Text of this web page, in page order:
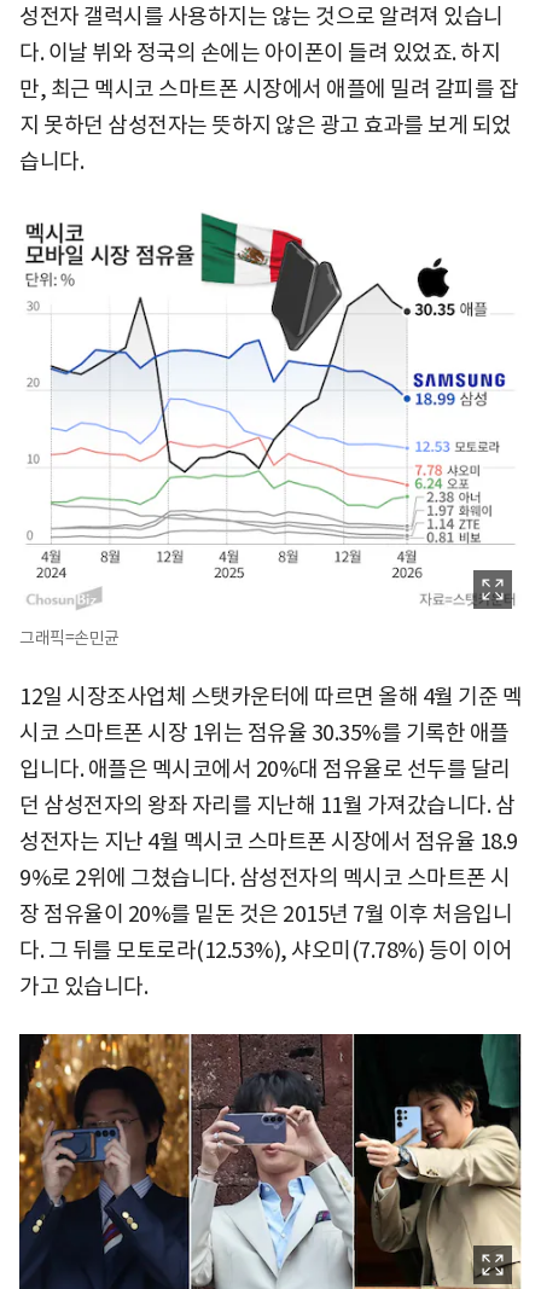
성전자 갤럭시를 사용하지는 않는 것으로 알려져 있습니
다. 이날 뷔와 정국의 손에는 아이폰이 들려 있었죠. 하지
만, 최근 멕시코 스마트폰 시장에서 애플에 밀려 갈피를 잡
지 못하던 삼성전자는 뜻하지 않은 광고 효과를 보게 되었
습니다.
그래픽=손민균
12일 시장조사업체 스탯카운터에 따르면 올해 4월 기준 멕
시코 스마트폰 시장 1위는 점유율 30.35%를 기록한 애플
입니다. 애플은 멕시코에서 20%대 점유율로 선두를 달리
던 삼성전자의 왕좌 자리를 지난해 11월 가져갔습니다. 삼
성전자는 지난 4월 멕시코 스마트폰 시장에서 점유율 18.9
9%로 2위에 그쳤습니다. 삼성전자의 멕시코 스마트폰 시
장 점유율이 20%를 밑돈 것은 2015년 7월 이후 처음입니
다. 그 뒤를 모토로라(12.53%), 샤오미(7.78%) 등이 이어
가고 있습니다.